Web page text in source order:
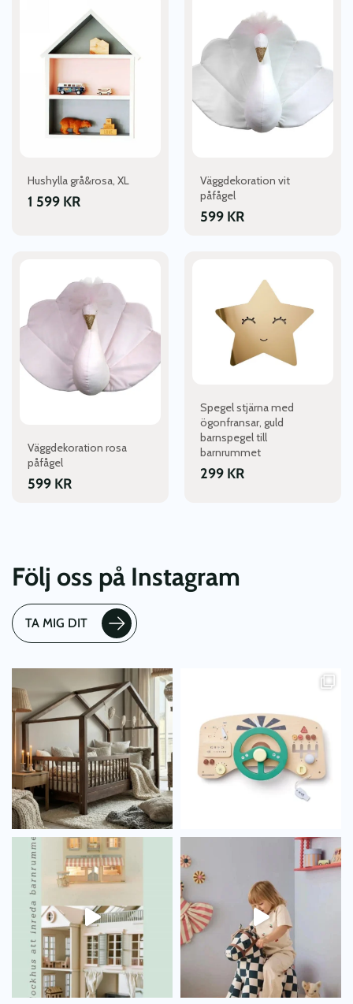
Hushylla grå&rosa, XL
1 599 KR
Väggdekoration vit
påfågel
599 KR
Väggdekoration rosa
påfågel
599 KR
Spegel stjärna med
ögonfransar, guld
barnspegel till
barnrummet
299 KR
Följ oss på Instagram
TA MIG DIT